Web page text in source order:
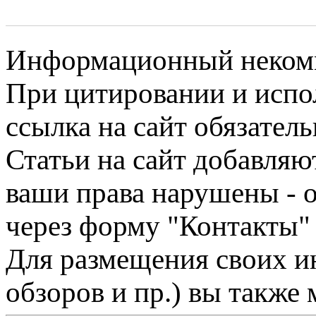
Информационный
При цитировании и
ссылка на сайт
Статьи на сайт
ваши права нарушены -
через форму "Контакты"
Для размещения своих
обзоров и пр.) вы также